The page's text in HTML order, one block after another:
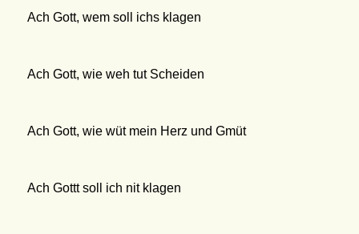
Ach Gott, wem soll ichs klagen
Ach Gott, wie weh tut Scheiden
Ach Gott, wie wüt mein Herz und Gmüt
Ach Gottt soll ich nit klagen